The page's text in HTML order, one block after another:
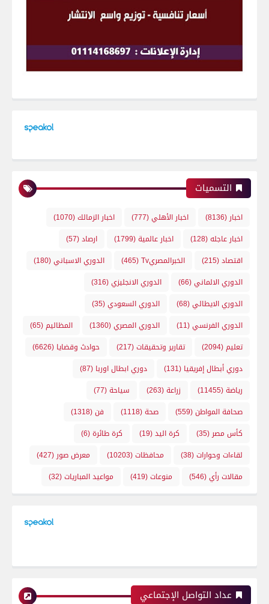
التسميات
اخبار (8136) اخبار الأهلي(777) اخبار الزمالك(1070)
اخبار عاجله(128) اخبار عالمية(1799) ارصاد(57)
اقتصاد(215) الخبرالمصريTv (465) الدوري الاسباني(180)
الدوري الالماني(66) الدوري الانجليزي(316)
الدوري الايطالي(68) الدوري السعودي(35)
الدوري الفرنسي(11) الدوري المصري(1360) المظاليم(65)
تعليم(2094) تقارير وتحقيقات(217) حوادث وقضايا (6626)
دوري أبطال إفريقيا (131) دوري ابطال اوربا (87)
رياضة(11455) زراعة(263) سياحة(77)
صحافة المواطن(559) صحة(1118) فن(1318)
كأس مصر (35) كرة اليد(19) كرة طائرة(6)
لقاءات وحوارات(38) محافظات(10203) معرض صور (427)
مقالات رأي(546) منوعات(419) مواعيد المباريات(32)
عداد التواصل الإجتماعي